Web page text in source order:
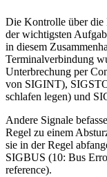
Die Kontrolle über die
der wichtigsten
in diesem
Terminalverbindung
Unterbrechung per
von SIGINT),
schlafen legen) und
Andere Signale
Regel zu einem
sie in der Regel
SIGBUS (10: Bus
reference).